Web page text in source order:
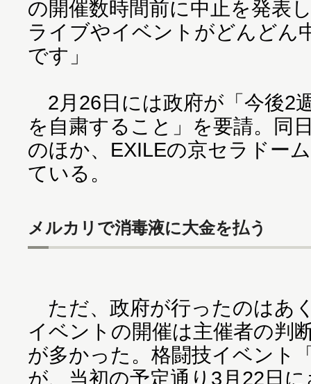
の開催数時間前に中止を発表
ライブやイベントがどんどん
です」
2月26日には政府が「今後2
を自粛すること」を要請。同
のほか、EXILEの京セラドー
ている。
メルカリで消毒液に大金を払う
ただ、政府が行ったのはあ
イベントの開催は主催者の判
が多かった。格闘技イベント
が、当初の予定通り3月22日